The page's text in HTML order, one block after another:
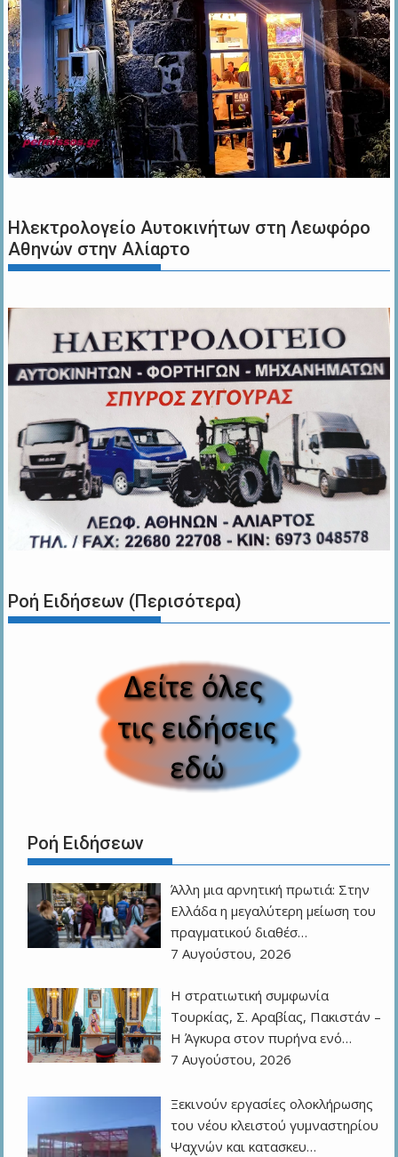
Ηλεκτρολογείο Αυτοκινήτων στη Λεωφόρο
Αθηνών στην Αλίαρτο
Ροή Ειδήσεων (Περισότερα)
Ροή Ειδήσεων
Άλλη μια αρνητική πρωτιά: Στην
Ελλάδα η μεγαλύτερη μείωση του
πραγματικού διαθέσ…
7 Αυγούστου, 2026
Η στρατιωτική συμφωνία
Τουρκίας, Σ. Αραβίας, Πακιστάν –
Η Άγκυρα στον πυρήνα ενό…
7 Αυγούστου, 2026
Ξεκινούν εργασίες ολοκλήρωσης
του νέου κλειστού γυμναστηρίου
Ψαχνών και κατασκευ…